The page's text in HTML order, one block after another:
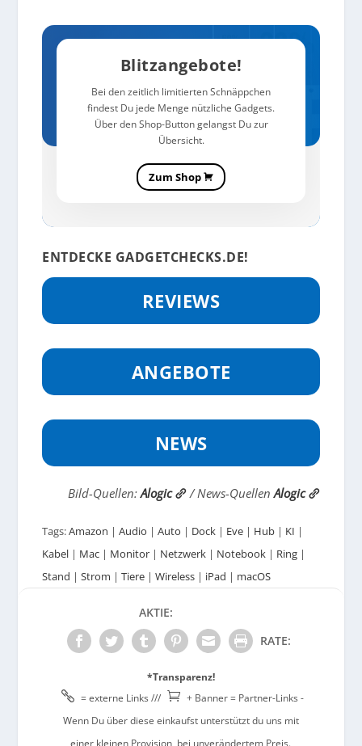
Blitzangebote!
Bei den zeitlich limitierten Schnäppchen
findest Du jede Menge nützliche Gadgets.
Über den Shop-Button gelangst Du zur
Übersicht.
Zum Shop
ENTDECKE GADGETCHECKS.DE!
REVIEWS
ANGEBOTE
NEWS
Bild-Quellen:Alogic / News-QuellenAlogic
Tags:Amazon |Audio |Auto | Dock | Eve | Hub | KI |
Kabel | Mac | Monitor | Netzwerk | Notebook | Ring |
Stand |Strom |Tiere |Wireless | iPad | macOS
AKTIE:
RATE:
*Transparenz!
 = externe Links ///  + Banner = Partner-Links -
Wenn Du über diese einkaufst unterstützt du uns mit
einer kleinen Provision, bei unverändertem Preis.